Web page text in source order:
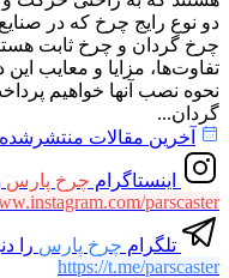
دو نوع رایج چرخ که در
چرخ گردان و چرخ ثابت
تفاوت‌ها، مزایا و معایب
نحوه نصب آنها خواهیم
گردان...
آخرین مقالات منتشرشده
اینستاگرام چرخ پارس
parscaster
تلگرام چرخ پارس را
https://t.me/parscaster